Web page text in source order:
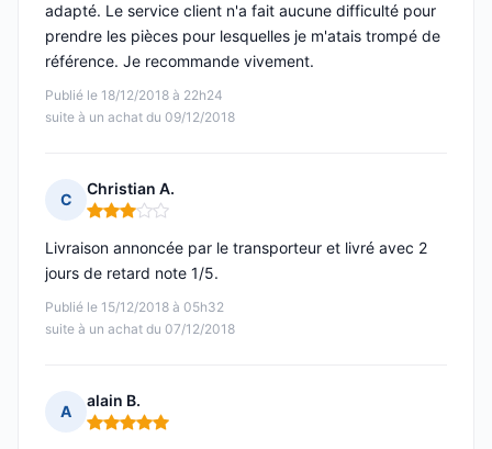
Publié le 18/12/2018 à 22h24
suite à un achat du 09/12/2018
adapté. Le service client n'a fait aucune difficulté pour
prendre les pièces pour lesquelles je m'atais trompé de
référence. Je recommande vivement.
C
Christian A.
Note : 3 sur 5
Publié le 15/12/2018 à 05h32
suite à un achat du 07/12/2018
Livraison annoncée par le transporteur et livré avec 2
jours de retard note 1/5.
A
alain B.
Note : 5 sur 5